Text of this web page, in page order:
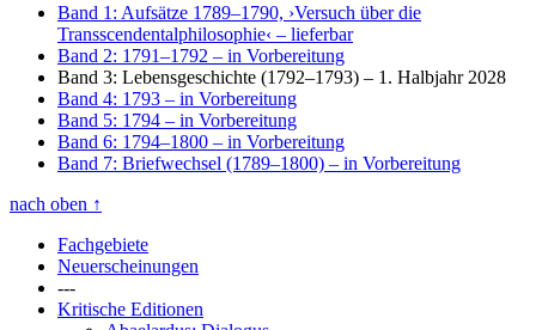
Band 1: Aufsätze 1789–1790, ›Versuch über die
Transscendentalphilosophie‹ – lieferbar
Band 2: 1791–1792 – in Vorbereitung
Band 3: Lebensgeschichte (1792–1793) – 1. Halbjahr 2028
Band 4: 1793 – in Vorbereitung
Band 5: 1794 – in Vorbereitung
Band 6: 1794–1800 – in Vorbereitung
Band 7: Briefwechsel (1789–1800) – in Vorbereitung
nach oben ↑
Fachgebiete
Neuerscheinungen
---
Kritische Editionen